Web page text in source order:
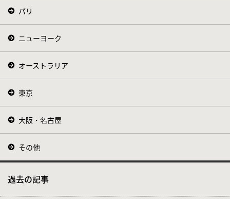
パリ
ニューヨーク
オーストラリア
東京
大阪・名古屋
その他
過去の記事